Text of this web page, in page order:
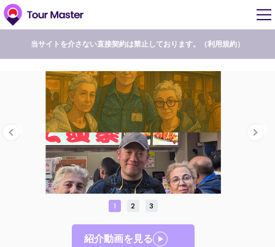
当サイトを介さない直接契約は禁止しております。（利用規約）
1 2 3
紹介動画を見る